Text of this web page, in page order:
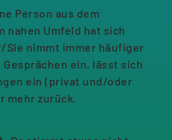
Person aus dem
nahen Umfeld hat sich
nimmt immer häufiger
ein, lässt sich
ein (privat und/oder
mehr zurück.